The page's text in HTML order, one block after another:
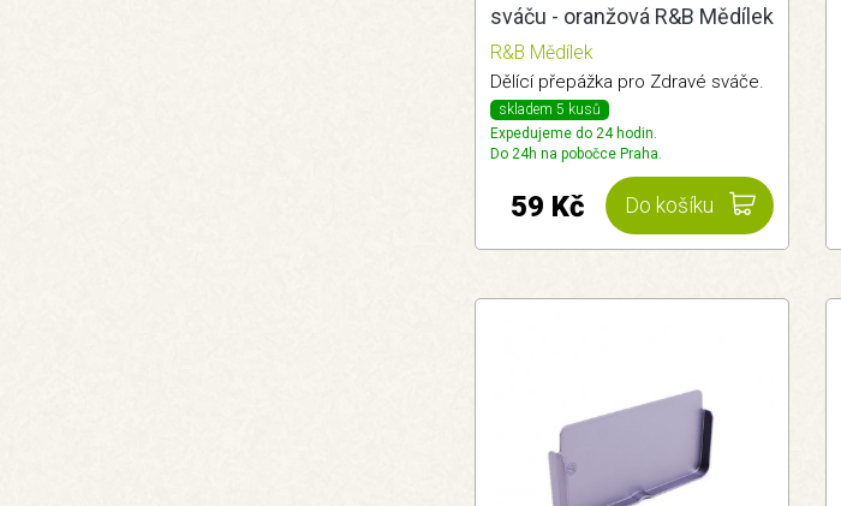
sváču - oranžová R&B Mědílek
R&B Mědílek
Dělící přepážka pro Zdravé sváče.
skladem 5 kusů
Expedujeme do 24 hodin.
Do 24h na pobočce Praha.
Do košíku
59 Kč